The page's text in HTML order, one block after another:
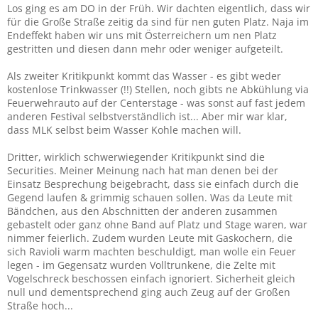
Los ging es am DO in der Früh. Wir dachten eigentlich, dass wir
für die Große Straße zeitig da sind für nen guten Platz. Naja im
Endeffekt haben wir uns mit Österreichern um nen Platz
gestritten und diesen dann mehr oder weniger aufgeteilt.
Als zweiter Kritikpunkt kommt das Wasser - es gibt weder
kostenlose Trinkwasser (!!) Stellen, noch gibts ne Abkühlung via
Feuerwehrauto auf der Centerstage - was sonst auf fast jedem
anderen Festival selbstverständlich ist... Aber mir war klar,
dass MLK selbst beim Wasser Kohle machen will.
Dritter, wirklich schwerwiegender Kritikpunkt sind die
Securities. Meiner Meinung nach hat man denen bei der
Einsatz Besprechung beigebracht, dass sie einfach durch die
Gegend laufen & grimmig schauen sollen. Was da Leute mit
Bändchen, aus den Abschnitten der anderen zusammen
gebastelt oder ganz ohne Band auf Platz und Stage waren, war
nimmer feierlich. Zudem wurden Leute mit Gaskochern, die
sich Ravioli warm machten beschuldigt, man wolle ein Feuer
legen - im Gegensatz wurden Volltrunkene, die Zelte mit
Vogelschreck beschossen einfach ignoriert. Sicherheit gleich
null und dementsprechend ging auch Zeug auf der Großen
Straße hoch...